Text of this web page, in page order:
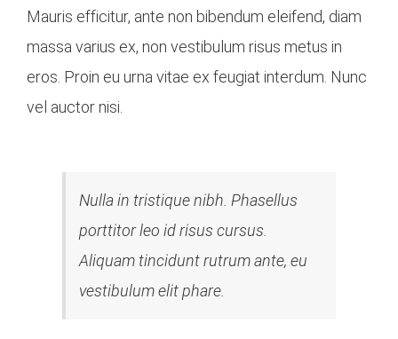
Mauris efficitur, ante non bibendum eleifend, diam
massa varius ex, non vestibulum risus metus in
eros. Proin eu urna vitae ex feugiat interdum. Nunc
vel auctor nisi.
Nulla in tristique nibh. Phasellus
porttitor leo id risus cursus.
Aliquam tincidunt rutrum ante, eu
vestibulum elit phare.